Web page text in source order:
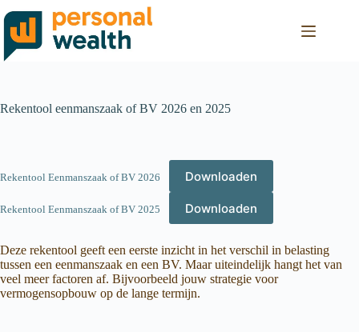
Rekentool eenmanszaak of BV 2026 en 2025
Rekentool Eenmanszaak of BV 2026 Downloaden
Rekentool Eenmanszaak of BV 2025 Downloaden
Deze rekentool geeft een eerste inzicht in het verschil in belasting
tussen een eenmanszaak en een BV. Maar uiteindelijk hangt het van
veel meer factoren af. Bijvoorbeeld jouw strategie voor
vermogensopbouw op de lange termijn.